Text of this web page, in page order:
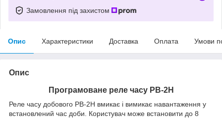
Замовлення під захистом
Опис Характеристики Доставка Оплата Умови
Опис
Програмоване реле часу РВ-2Н
Реле часу добового РВ-2Н вмикає і вимикає навантаження у
встановлений час доби. Користувач може встановити до 8